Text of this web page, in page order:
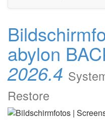
abylon
2026.4
Restore